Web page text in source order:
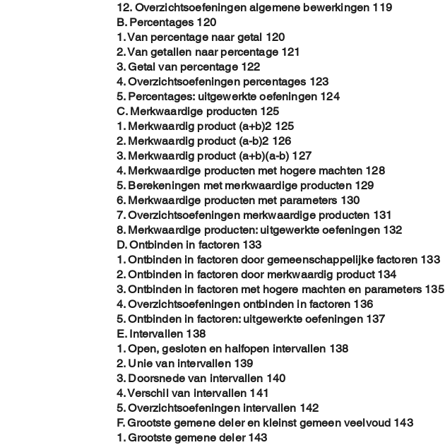
12. Overzichtsoefeningen algemene bewerkingen 119
B. Percentages 120
1. Van percentage naar getal 120
2. Van getallen naar percentage 121
3. Getal van percentage 122
4. Overzichtsoefeningen percentages 123
5. Percentages: uitgewerkte oefeningen 124
C. Merkwaardige producten 125
1. Merkwaardig product (a+b)2 125
2. Merkwaardig product (a-b)2 126
3. Merkwaardig product (a+b)(a-b) 127
4. Merkwaardige producten met hogere machten 128
5. Berekeningen met merkwaardige producten 129
6. Merkwaardige producten met parameters 130
7. Overzichtsoefeningen merkwaardige producten 131
8. Merkwaardige producten: uitgewerkte oefeningen 132
D. Ontbinden in factoren 133
1. Ontbinden in factoren door gemeenschappelijke factoren 133
2. Ontbinden in factoren door merkwaardig product 134
3. Ontbinden in factoren met hogere machten en parameters 135
4. Overzichtsoefeningen ontbinden in factoren 136
5. Ontbinden in factoren: uitgewerkte oefeningen 137
E. Intervallen 138
1. Open, gesloten en halfopen intervallen 138
2. Unie van intervallen 139
3. Doorsnede van intervallen 140
4. Verschil van intervallen 141
5. Overzichtsoefeningen intervallen 142
F. Grootste gemene deler en kleinst gemeen veelvoud 143
1. Grootste gemene deler 143